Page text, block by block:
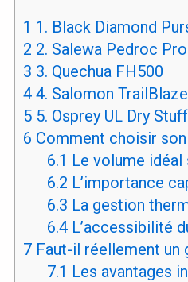
1 1. Black Diamond
2 2. Salewa Pedroc
3 3. Quechua FH500
4 4. Salomon
5 5. Osprey UL Dry
6 Comment choisir
6.1 Le volume
6.2 L’importance
6.3 La gestion
6.4 L’accessibilité
7 Faut-il réellement un
7.1 Les avantages